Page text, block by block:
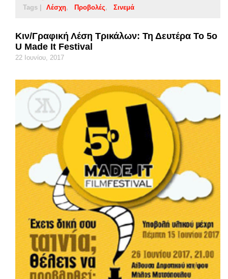
Tags | Λέσχη Προβολές Σινεμά
Κιν/γραφική Λέση Τρικάλων: Τη Δευτέρα Το 5ο
U Made It Festival
22 Ιουνίου, 2017